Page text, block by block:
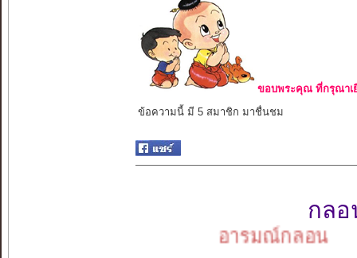
ขอบพระคุณ ที่กรุณาเ
ข้อความนี้ มี 5 สมาชิก มาชื่นชม
กลอ
อารมณ์กลอน